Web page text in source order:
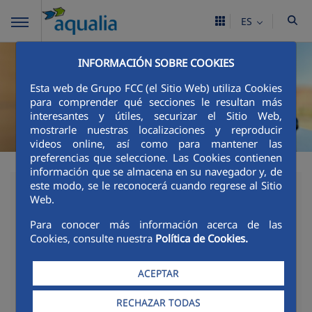
INFORMACIÓN SOBRE COOKIES
Esta web de Grupo FCC (el Sitio Web) utiliza Cookies
para comprender qué secciones le resultan más
interesantes y útiles, securizar el Sitio Web,
mostrarle nuestras localizaciones y reproducir
videos online, así como para mantener las
preferencias que seleccione. Las Cookies contienen
información que se almacena en su navegador y, de
este modo, se le reconocerá cuando regrese al Sitio
Web.
Para conocer más información acerca de las
Cookies, consulte nuestra Política de Cookies.
ACEPTAR
RECHAZAR TODAS
ES
28/02/2022
Dos escolares de Dénia
premiados en el Concurso
Digital de Dibujo de
Aqualia